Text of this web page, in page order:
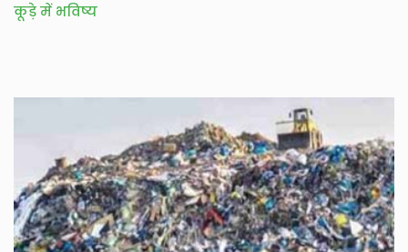
कूड़े में भविष्य